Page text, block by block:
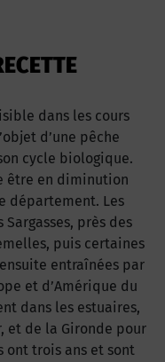
dans les cours
d’une pêche
cycle biologique.
être en diminution
département. Les
près des
puis certaines
entraînées par
et d’Amérique du
dans les estuaires,
et de la Gironde pour
ont trois ans et sont